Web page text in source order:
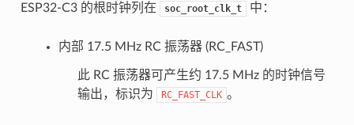
ESP32-C3 的根时钟列在 soc_root_clk_t 中：
内部 17.5 MHz RC 振荡器 (RC_FAST)
此 RC 振荡器可产生约 17.5 MHz 的时钟信号
输出，标识为
RC_FAST_CLK 。